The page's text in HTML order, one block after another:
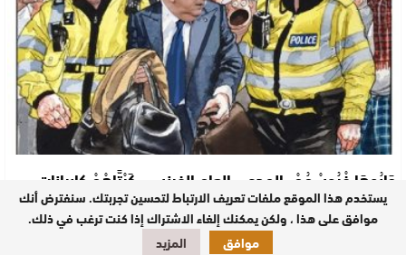
جَابُوهَا فْرُوسْهُمْ..المدعي العام الفرنسي كَيْتَّاهْمْ كابرانات
العسكر بإرهاب الدولة…
الصحراء اليومية/العيون عادت العلاقات الفرنسية - الجزائرية لتدخل النفق المظلم، رغم كل
يستخدم هذا الموقع ملفات تعريف الارتباط لتحسين تجربتك. سنفترض أنك
موافق على هذا ، ولكن يمكنك إلغاء الاشتراك إذا كنت ترغب في ذلك.
موافق
المزيد